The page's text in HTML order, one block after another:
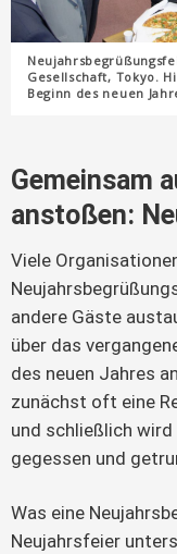
Gesellschaft, Tokyo.
Beginn des neuen
Gemeinsam
anstoßen:
Viele
andere Gäste
über das
des neuen Jahres
zunächst oft eine
und schließlich
gegessen und
Was eine
Neujahrsfeier